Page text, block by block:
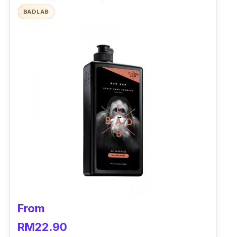
Terdapat juga rumusan
melembutkan rambut anda.
Maksudnya, guna jari pun boleh, tak perlu
Anda juga boleh menggunakan syampu ini
untuk rambut yang rosak akibat kerap
mewarnakan rambut dengan bahan kimia.
BADLAB
From
RM22.90